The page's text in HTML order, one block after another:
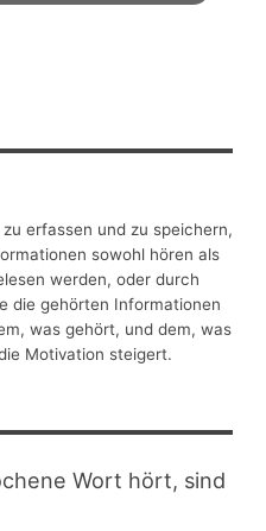
erfassen und zu speichern,
sowohl hören als
werden, oder durch
die gehörten Informationen
was gehört, und dem, was
Motivation steigert.
Wort hört, sind